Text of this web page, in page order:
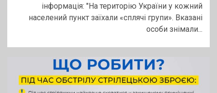
інформація: "На територію України у кожний
населений пункт заїхали «сплячі групи». Вказані
особи знімали...